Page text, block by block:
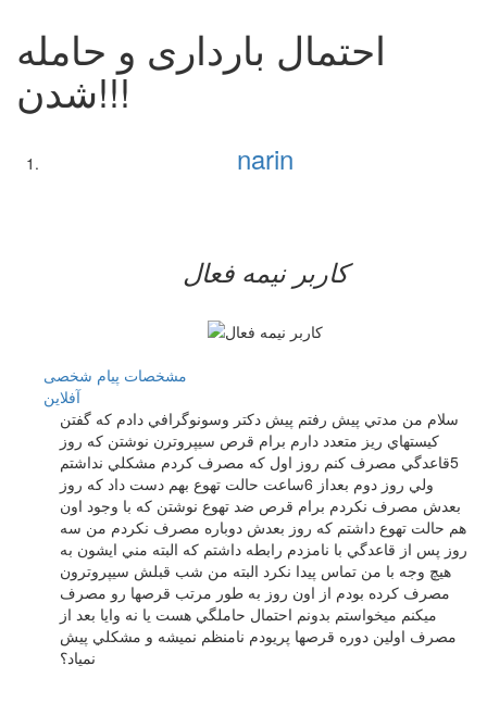
احتمال بارداری و حامله
شدن!!!
narin
کاربر نيمه فعال
مشخصات پیام شخصی
آفلاين
سلام من مدتي پيش رفتم پيش دكتر وسونوگرافي دادم كه گفتن
كيستهاي ريز متعدد دارم برام قرص سيپروترن نوشتن كه روز
5قاعدگي مصرف كنم روز اول كه مصرف كردم مشكلي نداشتم
ولي روز دوم بعداز 6ساعت حالت تهوع بهم دست داد كه روز
بعدش مصرف نكردم برام قرص ضد تهوع نوشتن كه با وجود اون
هم حالت تهوع داشتم كه روز بعدش دوباره مصرف نكردم من سه
روز پس از قاعدگي با نامزدم رابطه داشتم كه البته مني ايشون به
هيچ وجه با من تماس پيدا نكرد البته من شب قبلش سيپروترون
مصرف كرده بودم از اون روز به طور مرتب قرصها رو مصرف
ميكنم ميخواستم بدونم احتمال حاملگي هست يا نه وايا بعد از
مصرف اولين دوره قرصها پريودم نامنظم نميشه و مشكلي پيش
نمياد؟